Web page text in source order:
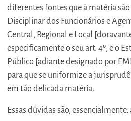
diferentes fontes que à matéria
Disciplinar dos Funcionários e
Central, Regional e Local
especificamente o seu art. 4º, e o
Público [adiante designado por
para que se uniformize a
em tão delicada matéria.
Essas dúvidas são, essencialmente,